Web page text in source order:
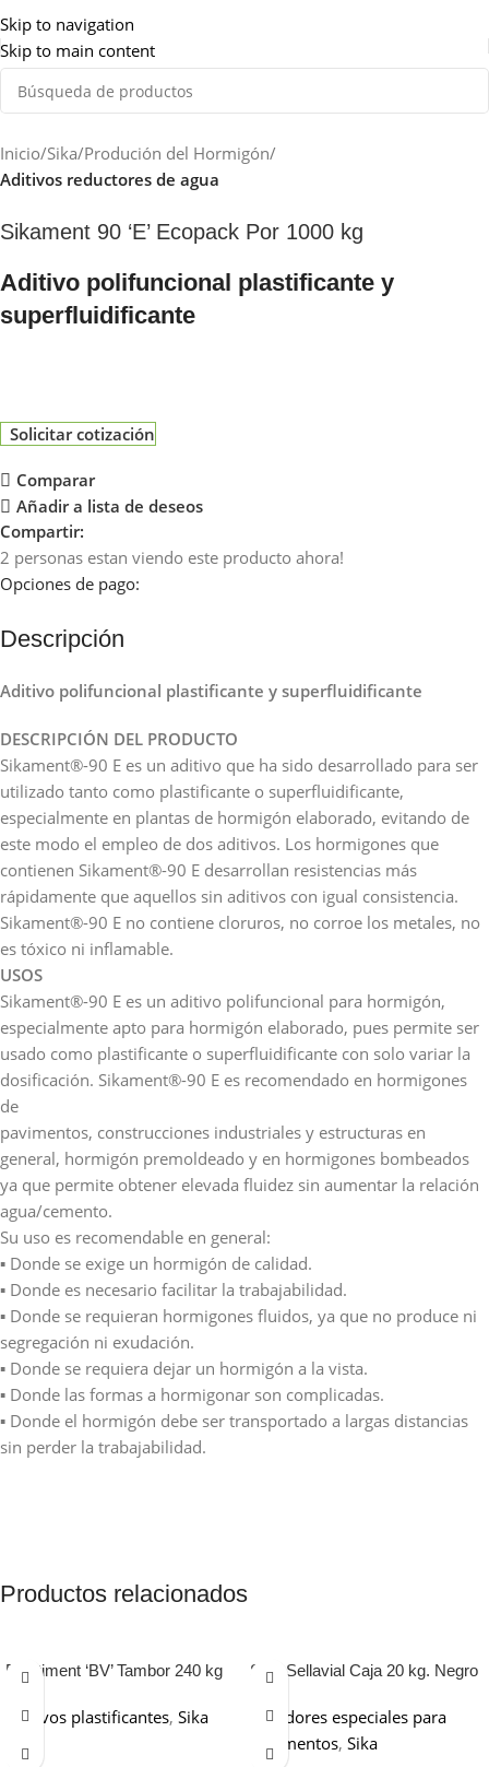
Skip to navigation
Skip to main content
Inicio Sika Produción del Hormigón
Aditivos reductores de agua
Sikament 90 ‘E’ Ecopack Por 1000 kg
Aditivo polifuncional plastificante y
superfluidificante
Solicitar cotización
Comparar
Añadir a lista de deseos
Compartir:
2 personas estan viendo este producto ahora!
Opciones de pago:
Descripción
Aditivo polifuncional plastificante y superfluidificante
DESCRIPCIÓN DEL PRODUCTO
Sikament®-90 E es un aditivo que ha sido desarrollado para ser
utilizado tanto como plastificante o superfluidificante,
especialmente en plantas de hormigón elaborado, evitando de
este modo el empleo de dos aditivos. Los hormigones que
contienen Sikament®-90 E desarrollan resistencias más
rápidamente que aquellos sin aditivos con igual consistencia.
Sikament®-90 E no contiene cloruros, no corroe los metales, no
es tóxico ni inflamable.
USOS
Sikament®-90 E es un aditivo polifuncional para hormigón,
especialmente apto para hormigón elaborado, pues permite ser
usado como plastificante o superfluidificante con solo variar la
dosificación. Sikament®-90 E es recomendado en hormigones
de
pavimentos, construcciones industriales y estructuras en
general, hormigón premoldeado y en hormigones bombeados
ya que permite obtener elevada fluidez sin aumentar la relación
agua/cemento.
Su uso es recomendable en general:
▪ Donde se exige un hormigón de calidad.
▪ Donde es necesario facilitar la trabajabilidad.
▪ Donde se requieran hormigones fluidos, ya que no produce ni
segregación ni exudación.
▪ Donde se requiera dejar un hormigón a la vista.
▪ Donde las formas a hormigonar son complicadas.
▪ Donde el hormigón debe ser transportado a largas distancias
sin perder la trabajabilidad.
Productos relacionados
Plastiment ‘BV’ Tambor 240 kg
Aditivos plastificantes, Sika
Leer Más
Sika Sellavial Caja 20 kg. Negro
Selladores especiales para
pavimentos, Sika